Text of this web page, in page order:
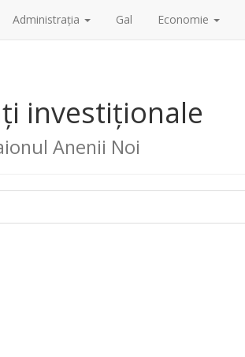
Administrația Gal Economie
investiționale
Anenii Noi